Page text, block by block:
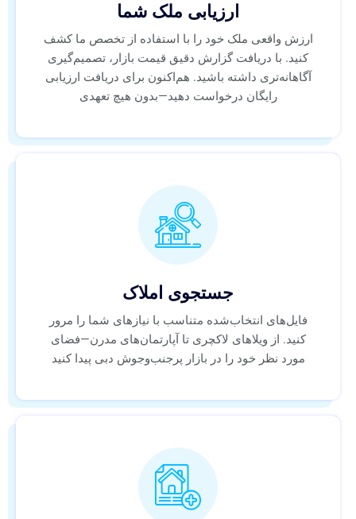
ارزیابی ملک شما
ارزش واقعی ملک خود را با استفاده از تخصص ما کشف
کنید. با دریافت گزارش دقیق قیمت بازار، تصمیم‌گیری
آگاهانه‌تری داشته باشید. هم‌اکنون برای دریافت ارزیابی
رایگان درخواست دهید—بدون هیچ تعهدی
جستجوی املاک
فایل‌های انتخاب‌شده متناسب با نیازهای شما را مرور
کنید. از ویلاهای لاکچری تا آپارتمان‌های مدرن—فضای
مورد نظر خود را در بازار پرجنب‌وجوش دبی پیدا کنید